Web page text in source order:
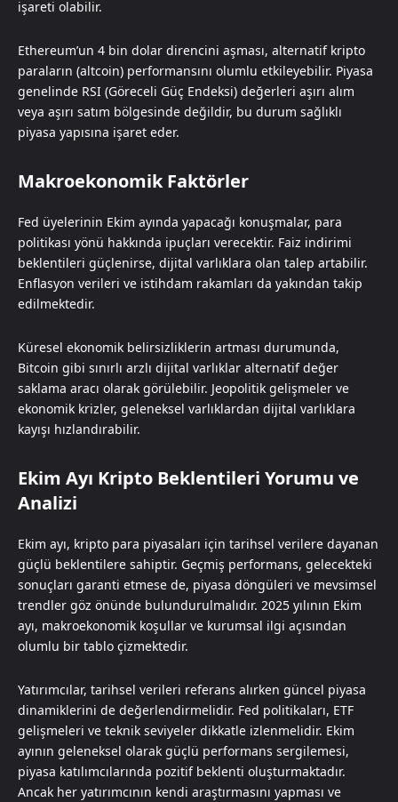
işareti olabilir.
Ethereum’un 4 bin dolar direncini aşması, alternatif kripto
paraların (altcoin) performansını olumlu etkileyebilir. Piyasa
genelinde RSI (Göreceli Güç Endeksi) değerleri aşırı alım
veya aşırı satım bölgesinde değildir, bu durum sağlıklı
piyasa yapısına işaret eder.
Makroekonomik Faktörler
Fed üyelerinin Ekim ayında yapacağı konuşmalar, para
politikası yönü hakkında ipuçları verecektir. Faiz indirimi
beklentileri güçlenirse, dijital varlıklara olan talep artabilir.
Enflasyon verileri ve istihdam rakamları da yakından takip
edilmektedir.
Küresel ekonomik belirsizliklerin artması durumunda,
Bitcoin gibi sınırlı arzlı dijital varlıklar alternatif değer
saklama aracı olarak görülebilir. Jeopolitik gelişmeler ve
ekonomik krizler, geleneksel varlıklardan dijital varlıklara
kayışı hızlandırabilir.
Ekim Ayı Kripto Beklentileri Yorumu ve
Analizi
Ekim ayı, kripto para piyasaları için tarihsel verilere dayanan
güçlü beklentilere sahiptir. Geçmiş performans, gelecekteki
sonuçları garanti etmese de, piyasa döngüleri ve mevsimsel
trendler göz önünde bulundurulmalıdır. 2025 yılının Ekim
ayı, makroekonomik koşullar ve kurumsal ilgi açısından
olumlu bir tablo çizmektedir.
Yatırımcılar, tarihsel verileri referans alırken güncel piyasa
dinamiklerini de değerlendirmelidir. Fed politikaları, ETF
gelişmeleri ve teknik seviyeler dikkatle izlenmelidir. Ekim
ayının geleneksel olarak güçlü performans sergilemesi,
piyasa katılımcılarında pozitif beklenti oluşturmaktadır.
Ancak her yatırımcının kendi araştırmasını yapması ve